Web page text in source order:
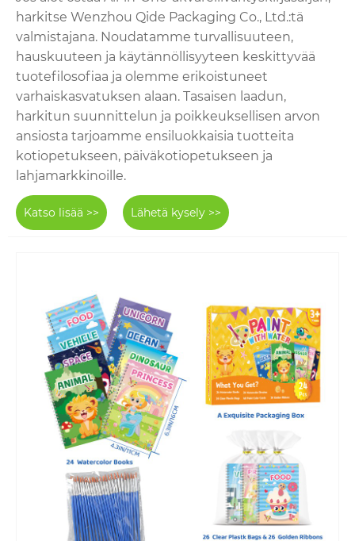
harkitse Wenzhou Qide Packaging Co., Ltd.:tä
valmistajana. Noudatamme turvallisuuteen,
hauskuuteen ja käytännöllisyyteen keskittyvää
tuotefilosofiaa ja olemme erikoistuneet
varhaiskasvatuksen alaan. Tasaisen laadun,
harkitun suunnittelun ja poikkeuksellisen arvon
ansiosta tarjoamme ensiluokkaisia ​​tuotteita
kotiopetukseen, päiväkotiopetukseen ja
lahjamarkkinoille.
Katso lisää >> Lähetä kysely >>